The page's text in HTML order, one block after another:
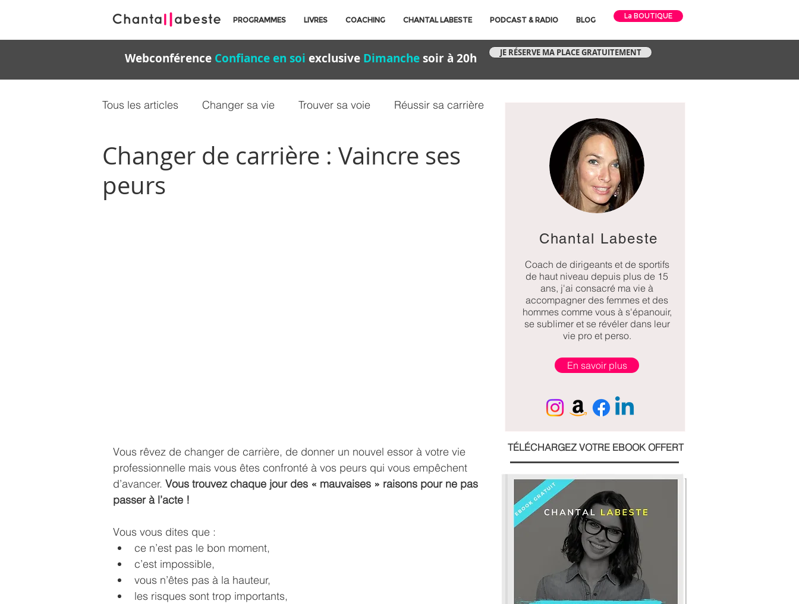
PROGRAMMES LIVRES COACHING CHANTAL LABESTE PODCAST & RADIO BLOG La BOUTIQUE
Webconférence Confiance en soi exclusive Dimanche soir à 20h JE RÉSERVE MA PLACE GRATUITEMENT
Tous les articles Changer sa vie Trouver sa voie Réussir sa carrière
Confiance en soi Mindset Bien-être
Changer de carrière : Vaincre ses
peurs
Vous rêvez de changer de carrière, de donner un nouvel essor à votre vie
professionnelle mais vous êtes confronté à vos peurs qui vous empêchent
d’avancer. Vous trouvez chaque jour des « mauvaises » raisons pour ne pas
passer à l’acte !
Vous vous dites que :
ce n’est pas le bon moment,
c’est impossible,
vous n’êtes pas à la hauteur,
les risques sont trop importants,
Chantal Labeste
Coach de dirigeants et de sportifs
de haut niveau depuis plus de 15
ans, j'ai consacré ma vie à
accompagner des femmes et des
hommes comme vous à s'épanouir,
se sublimer et se révéler dans leur
vie pro et perso.
En savoir plus
TÉLÉCHARGEZ VOTRE EBOOK OFFERT